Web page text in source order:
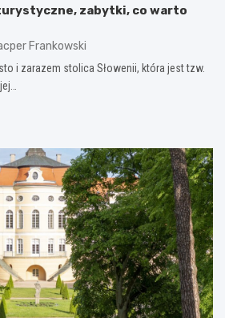
zabytki, co warto
Frankowski
i zarazem stolica Słowenii, która jest tzw.